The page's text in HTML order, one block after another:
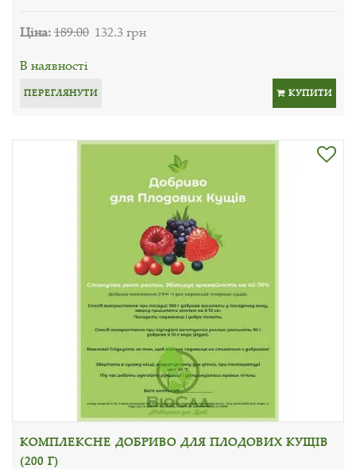
Ціна:189.00 132.3 грн
В наявності
ПЕРЕГЛЯНУТИ КУПИТИ
КОМПЛЕКСНЕ ДОБРИВО ДЛЯ ПЛОДОВИХ КУЩІВ
(200 Г)